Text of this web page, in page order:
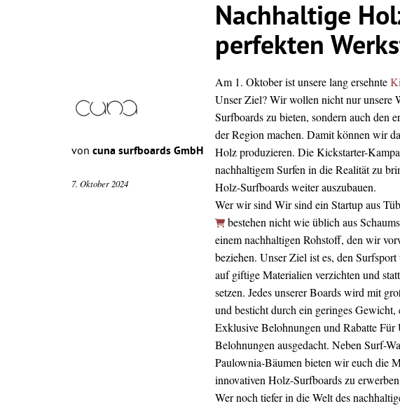
Nachhaltige
perfekten
von cuna surfboards GmbH
7. Oktober 2024
Am 1. Oktober ist unsere lang ersehnte
Unser Ziel? Wir wollen nicht nur unsere
Surfboardszu bieten, sondern auch den
der Region machen. Damit können wir
Holz produzieren. Die Kickstarter-
nachhaltigem Surfen in die Realität zu
Holz-Surfboards weiter auszubauen.
Wer wir sind Wir sind ein Startup aus
bestehen nicht wie üblich aus
einem nachhaltigen Rohstoff, den wir
beziehen. Unser Ziel ist es, den
auf giftige Materialien verzichten und
setzen. Jedes unserer Boards wird mit
und besticht durch ein geringes Gewicht,
Exklusive Belohnungen und Rabatte Für
Belohnungen ausgedacht. Neben Surf-
Paulownia-Bäumen bieten wir euch die
innovativen Holz-Surfboards zu
Wer noch tiefer in die Welt des